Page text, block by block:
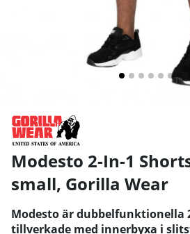
Modesto 2-In-1
small, Gorilla Wear
Modesto är dubbelfunktionella
tillverkade med innerbyxa i